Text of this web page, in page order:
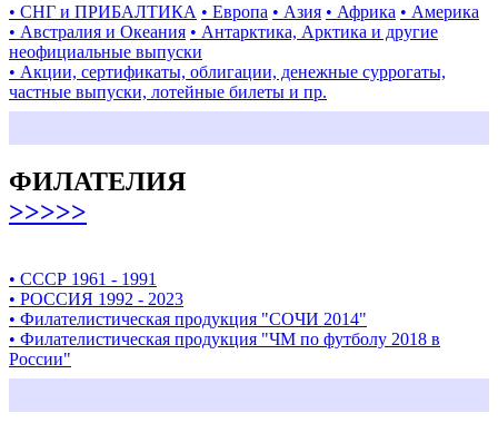
• СНГ и ПРИБАЛТИКА • Европа • Азия • Африка • Америка
• Австралия и Океания • Антарктика, Арктика и другие
неофициальные выпуски
• Акции, сертификаты, облигации, денежные суррогаты,
частные выпуски, лотейные билеты и пр.
ФИЛАТЕЛИЯ
>>>>>
• СССР 1961 - 1991
• РОССИЯ 1992 - 2023
• Филателистическая продукция "СОЧИ 2014"
• Филателистическая продукция "ЧМ по футболу 2018 в
России"